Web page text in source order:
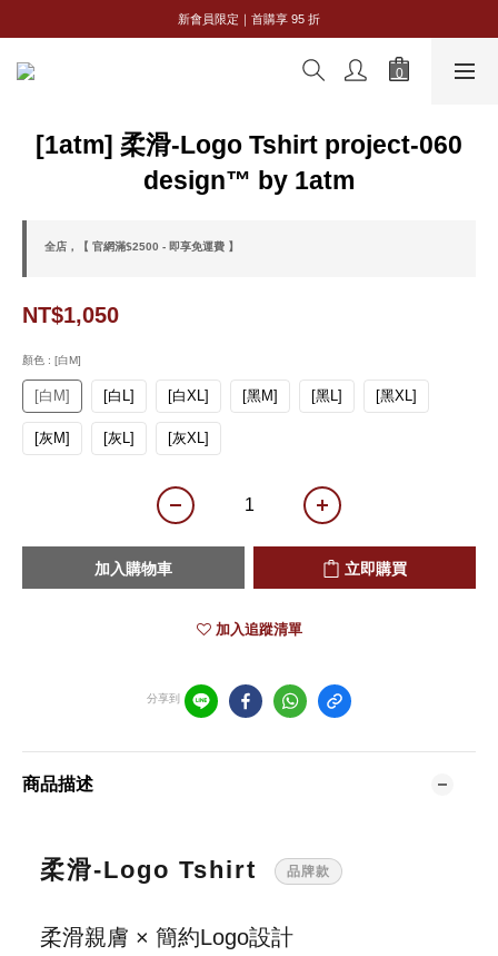
全館購物滿 NT$2,500｜享免運
新會員限定｜首購享 95 折
全館購物滿 NT$2,500｜享免運
[1atm] 柔滑-Logo Tshirt project-060
design™ by 1atm
全店，【 官網滿$2500 - 即享免運費 】
NT$1,050
顏色 : [白M]
[白M] [白L] [白XL] [黑M] [黑L] [黑XL]
[灰M] [灰L] [灰XL]
加入購物車 立即購買
加入追蹤清單
分享到
商品描述
柔滑-Logo Tshirt 品牌款
柔滑親膚 × 簡約Logo設計